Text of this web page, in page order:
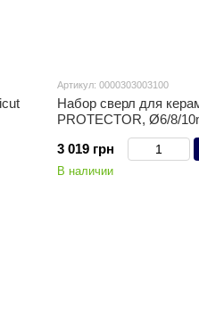
Артикул: 0000303003100
Набор сверл для
PROTECTOR, Ø6/8/
3 019 грн
В наличии